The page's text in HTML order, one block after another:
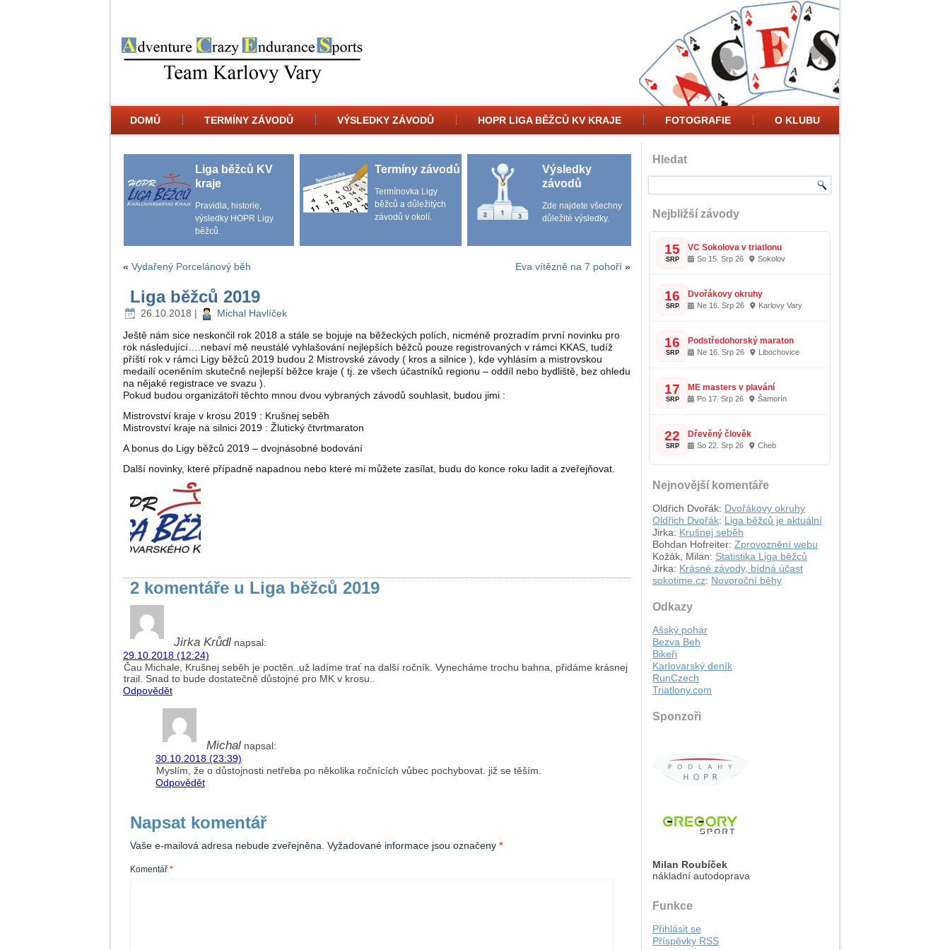
DOMŮ TERMÍNY ZÁVODŮ VÝSLEDKY ZÁVODŮ HOPR LIGA BĚŽCŮ KV KRAJE FOTOGRAFIE O KLUBU
Liga běžců KV
kraje
Pravidla, historie,
výsledky HOPR Ligy
běžců.
Termíny závodů
Termínovka Ligy
běžců a důležitých
závodů v okolí.
Výsledky
závodů
Zde najdete všechny
důležité výsledky.
« Vydařený Porcelánový běh Eva vítězně na 7 pohoří »
Liga běžců 2019
26.10.2018 |
Michal Havlíček
Ještě nám sice neskončil rok 2018 a stále se bojuje na běžeckých polích, nicméně prozradím první novinku pro
rok následující….nebaví mě neustálé vyhlašování nejlepších běžců pouze registrovaných v rámci KKAS, tudíž
příští rok v rámci Ligy běžců 2019 budou 2 Mistrovské závody ( kros a silnice ), kde vyhlásím a mistrovskou
medailí oceněním skutečně nejlepší běžce kraje ( tj. ze všech účastníků regionu – oddíl nebo bydliště, bez ohledu
na nějaké registrace ve svazu ).
Pokud budou organizátoři těchto mnou dvou vybraných závodů souhlasit, budou jimi :
Mistrovství kraje v krosu 2019 : Krušnej seběh
Mistrovství kraje na silnici 2019 : Žlutický čtvrtmaraton
A bonus do Ligy běžců 2019 – dvojnásobné bodování
Další novinky, které případně napadnou nebo které mi můžete zasílat, budu do konce roku ladit a zveřejňovat.
2 komentáře u Liga běžců 2019
Jirka Krůdl napsal:
29.10.2018 (12:24)
Čau Michale, Krušnej seběh je poctěn..už ladíme trať na další ročník. Vynecháme trochu bahna, přidáme krásnej
trail. Snad to bude dostatečně důstojné pro MK v krosu..
Odpovědět
Michal napsal:
30.10.2018 (23:39)
Myslím, že o důstojnosti netřeba po několika ročnících vůbec pochybovat. již se těším.
Odpovědět
Napsat komentář
Vaše e-mailová adresa nebude zveřejněna. Vyžadované informace jsou označeny *
Komentář *
Hledat
Nejbližší závody
15
SRP
VC Sokolova v triatlonu
So 15. Srp 26 Sokolov
16
SRP
Dvořákovy okruhy
Ne 16. Srp 26 Karlovy Vary
16
SRP
Podstředohorský maraton
Ne 16. Srp 26 Libochovice
17
SRP
ME masters v plavání
Po 17. Srp 26 Šamorín
22
SRP
Dřevěný člověk
So 22. Srp 26 Cheb
Nejnovější komentáře
Oldřich Dvořák: Dvořákovy okruhy
Oldřich Dvořák: Liga běžců je aktuální
Jirka: Krušnej seběh
Bohdan Hofreiter: Zprovoznění webu
Kožák, Milan: Statistika Liga běžců
Jirka: Krásné závody, bídná účast
sokotime.cz: Novoroční běhy
Odkazy
Ašský pohár
Bezva Beh
Bikeři
Karlovarský deník
RunCzech
Triatlony.com
Sponzoři
Milan Roubíček
nákladní autodoprava
Funkce
Přihlásit se
Příspěvky RSS